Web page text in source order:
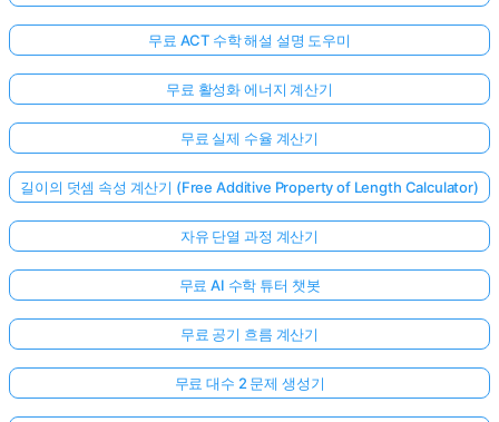
무료 ACT 수학 해설 설명 도우미
무료 활성화 에너지 계산기
무료 실제 수율 계산기
길이의 덧셈 속성 계산기 (Free Additive Property of Length Calculator)
자유 단열 과정 계산기
무료 AI 수학 튜터 챗봇
무료 공기 흐름 계산기
무료 대수 2 문제 생성기